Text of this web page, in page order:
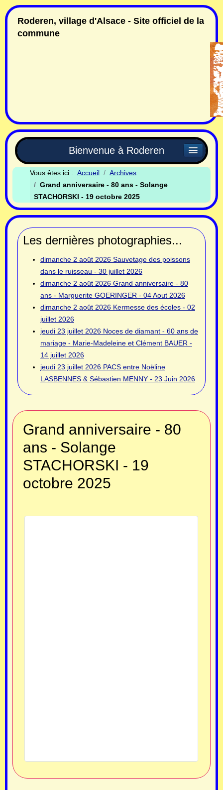
Roderen, village d'Alsace - Site officiel de la
commune
Bienvenue à Roderen
Vous êtes ici : Accueil
Archives
Grand anniversaire - 80 ans - Solange
STACHORSKI - 19 octobre 2025
Les dernières photographies...
dimanche 2 août 2026 Sauvetage des poissons
dans le ruisseau - 30 juillet 2026
dimanche 2 août 2026 Grand anniversaire - 80
ans - Marguerite GOERINGER - 04 Aout 2026
dimanche 2 août 2026 Kermesse des écoles - 02
juillet 2026
jeudi 23 juillet 2026 Noces de diamant - 60 ans de
mariage - Marie-Madeleine et Clément BAUER -
14 juillet 2026
jeudi 23 juillet 2026 PACS entre Noëline
LASBENNES & Sébastien MENNY - 23 Juin 2026
Grand anniversaire - 80
ans - Solange
STACHORSKI - 19
octobre 2025